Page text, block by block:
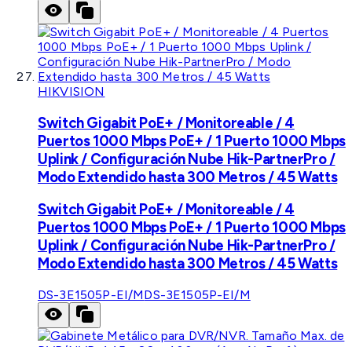
HIKVISION
Switch Gigabit PoE+ / Monitoreable / 4
Puertos 1000 Mbps PoE+ / 1 Puerto 1000 Mbps
Uplink / Configuración Nube Hik-PartnerPro /
Modo Extendido hasta 300 Metros / 45 Watts
Switch Gigabit PoE+ / Monitoreable / 4
Puertos 1000 Mbps PoE+ / 1 Puerto 1000 Mbps
Uplink / Configuración Nube Hik-PartnerPro /
Modo Extendido hasta 300 Metros / 45 Watts
DS-3E1505P-EI/MDS-3E1505P-EI/M